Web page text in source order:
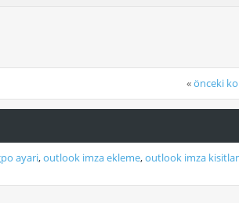
«önceki
ayari,outlook imza ekleme,outlook imza